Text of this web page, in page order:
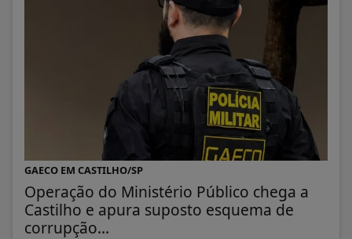
GAECO EM CASTILHO/SP
Operação do Ministério Público chega a
Castilho e apura suposto esquema de
corrupção...